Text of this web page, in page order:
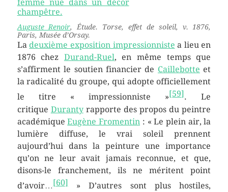
Auguste Renoir,Étude. Torse, effet de soleil, v. 1876,
Paris, Musée d’Orsay.
La deuxième exposition impressionniste a lieu en
1876 chez Durand-Ruel, en même temps que
s’affirment le soutien financier de Caillebotte et
la radicalité du groupe, qui adopte officiellement
le titre « impressionniste »[59]. Le
critique Durantyrapporte des propos du peintre
académiqueEugène Fromentin : « Le plein air, la
lumière diffuse, le vrai soleil prennent
aujourd’hui dans la peinture une importance
qu’on ne leur avait jamais reconnue, et que,
disons-le franchement, ils ne méritent point
d’avoir…[60]»D’autres sont plus hostiles,